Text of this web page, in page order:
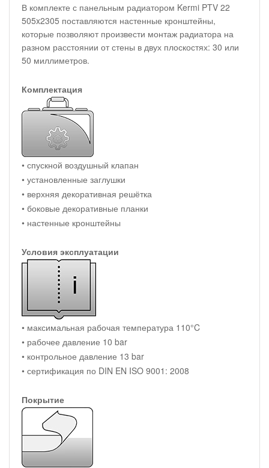
В комплекте с панельным радиатором Kermi PTV 22
505x2305 поставляются настенные кронштейны,
которые позволяют произвести монтаж радиатора на
разном расстоянии от стены в двух плоскостях: 30 или
50 миллиметров.
Комплектация
• спускной воздушный клапан
• установленные заглушки
• верхняя декоративная решётка
• боковые декоративные планки
• настенные кронштейны
Условия эксплуатации
• максимальная рабочая температура 110°C
• рабочее давление 10 bar
• контрольное давление 13 bar
• сертификация по DIN EN ISO 9001: 2008
Покрытие